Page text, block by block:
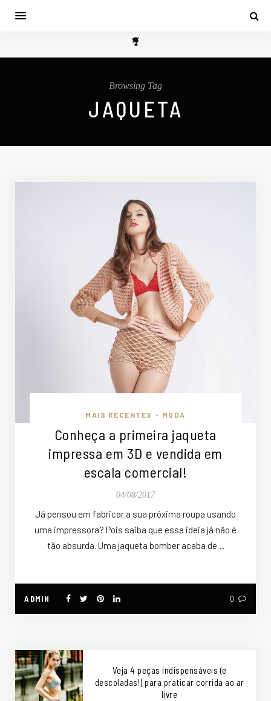
Browsing Tag
JAQUETA
MAIS RECENTES • MODA
Conheça a primeira jaqueta
impressa em 3D e vendida em
escala comercial!
04/08/2017
Já pensou em fabricar a sua próxima roupa usando
uma impressora? Pois saiba que essa ideia já não é
tão absurda. Uma jaqueta bomber acaba de…
ADMIN 0
Veja 4 peças indispensáveis (e
descoladas!) para praticar corrida ao ar
livre